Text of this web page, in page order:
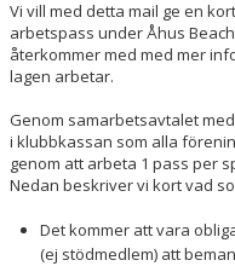
Vi vill med detta mail ge en
arbetspass under Åhus
återkommer med med mer
lagen arbetar.
Genom samarbetsavtalet
i klubbkassan som alla
genom att arbeta 1 pass per
Nedan beskriver vi kort vad
Det kommer att vara
(ej stödmedlem) att